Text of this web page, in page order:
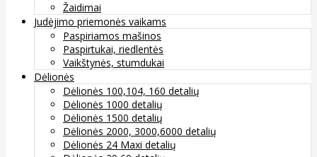
Žaidimai
Judėjimo priemonės vaikams
Paspiriamos mašinos
Paspirtukai, riedlentės
Vaikštynės, stumdukai
Dėlionės
Dėlionės 100,104, 160 detalių
Dėlionės 1000 detalių
Dėlionės 1500 detalių
Dėlionės 2000, 3000,6000 detalių
Dėlionės 24 Maxi detalių